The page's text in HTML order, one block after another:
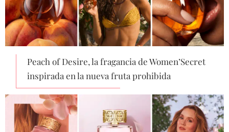
Peach of Desire, la fragancia de Women’Secret
inspirada en la nueva fruta prohibida